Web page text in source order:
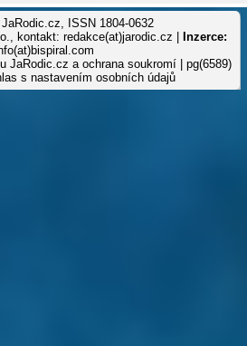
ISSN 1804-0632
kontakt: redakce(at)jarodic.cz |
Inzerce:
JaRodic.cz a ochrana soukromí | pg(6589)
s nastavením osobních údajů